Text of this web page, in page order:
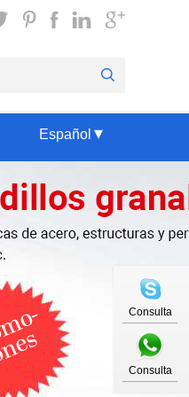
Español ▾
Consulta
Consulta